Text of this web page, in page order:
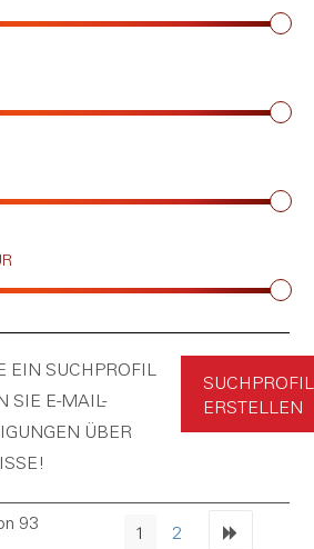
EIN SUCHPROFIL
SIE E-MAIL-
ÜBER
SUCHPROFIL
ERSTELLEN
93
1
2